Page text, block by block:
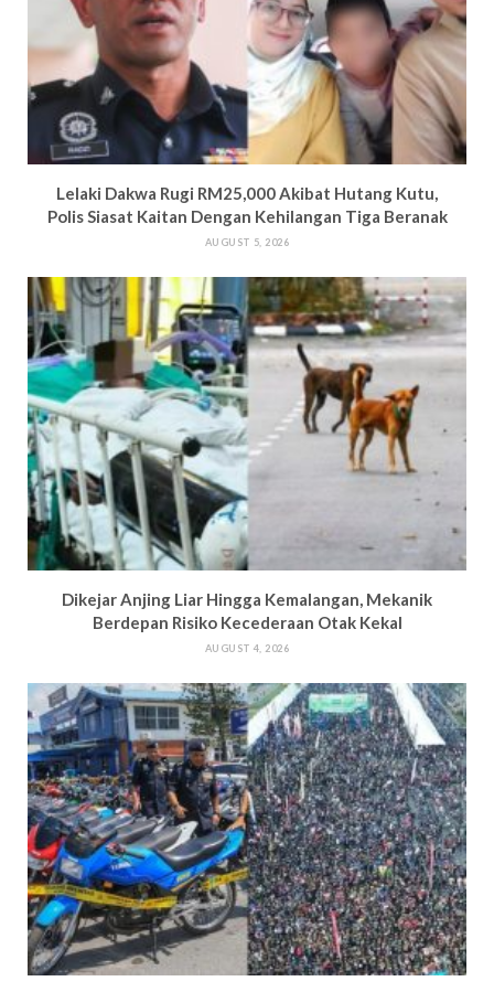
Lelaki Dakwa Rugi RM25,000 Akibat Hutang Kutu,
Polis Siasat Kaitan Dengan Kehilangan Tiga Beranak
AUGUST 5, 2026
Dikejar Anjing Liar Hingga Kemalangan, Mekanik
Berdepan Risiko Kecederaan Otak Kekal
AUGUST 4, 2026